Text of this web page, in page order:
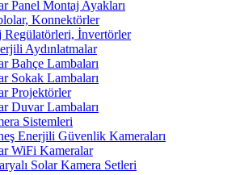
Panel Montaj Ayakları
Konnektörler
Regülatörleri, İnvertörler
Aydınlatmalar
Bahçe Lambaları
Sokak Lambaları
Projektörler
Duvar Lambaları
Sistemleri
Enerjili Güvenlik Kameraları
WiFi Kameralar
Solar Kamera Setleri